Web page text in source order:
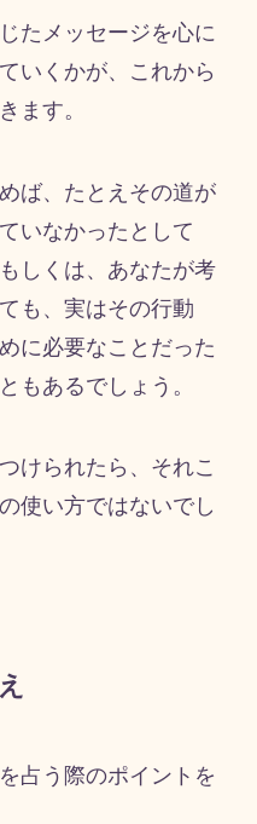
たメッセージを心に
いくかが、これから
ます。
ば、たとえその道が
いなかったとして
しくは、あなたが考
も、実はその行動
に必要なことだった
もあるでしょう。
けられたら、それこ
使い方ではないでし
占う際のポイントを